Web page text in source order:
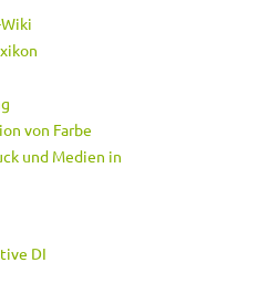
von Farbe
und Medien in
DI